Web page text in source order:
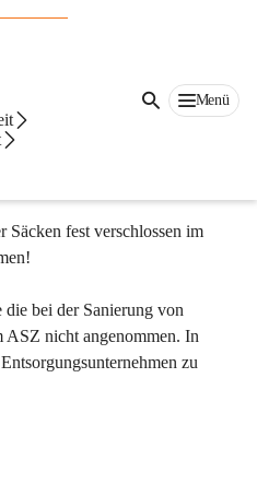
Menü
Abfall eingestuft und muss
werden! Im
ab sofort
verschlossenen,
zu einem Kostenbeitrag von
fest verschlossen im
bei der Sanierung von
ASZ nicht angenommen. In
zu